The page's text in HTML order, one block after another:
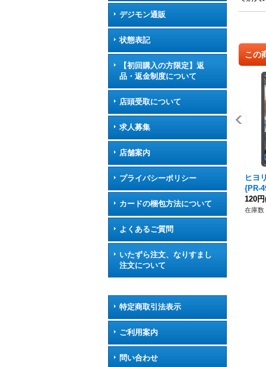
デジモン通販
状態表記
【初回購入の方限定】返
品・返金制度について
店頭受取について
求人募集
店舗案内
プライバシーポリシー
カードの梱包方法について
よくあるご質問
いたずら注文、なりすまし
注文について
特定商取引法表示
ご利用案内
問い合わせ
この
ヒヨ
{PR-
120円
在庫数